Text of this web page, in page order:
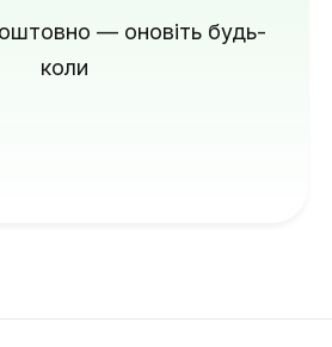
— оновіть будь-
коли